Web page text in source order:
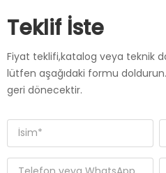
Teklif İste
Fiyat teklifi,katalog veya teknik
lütfen aşağıdaki formu
geri dönecektir.